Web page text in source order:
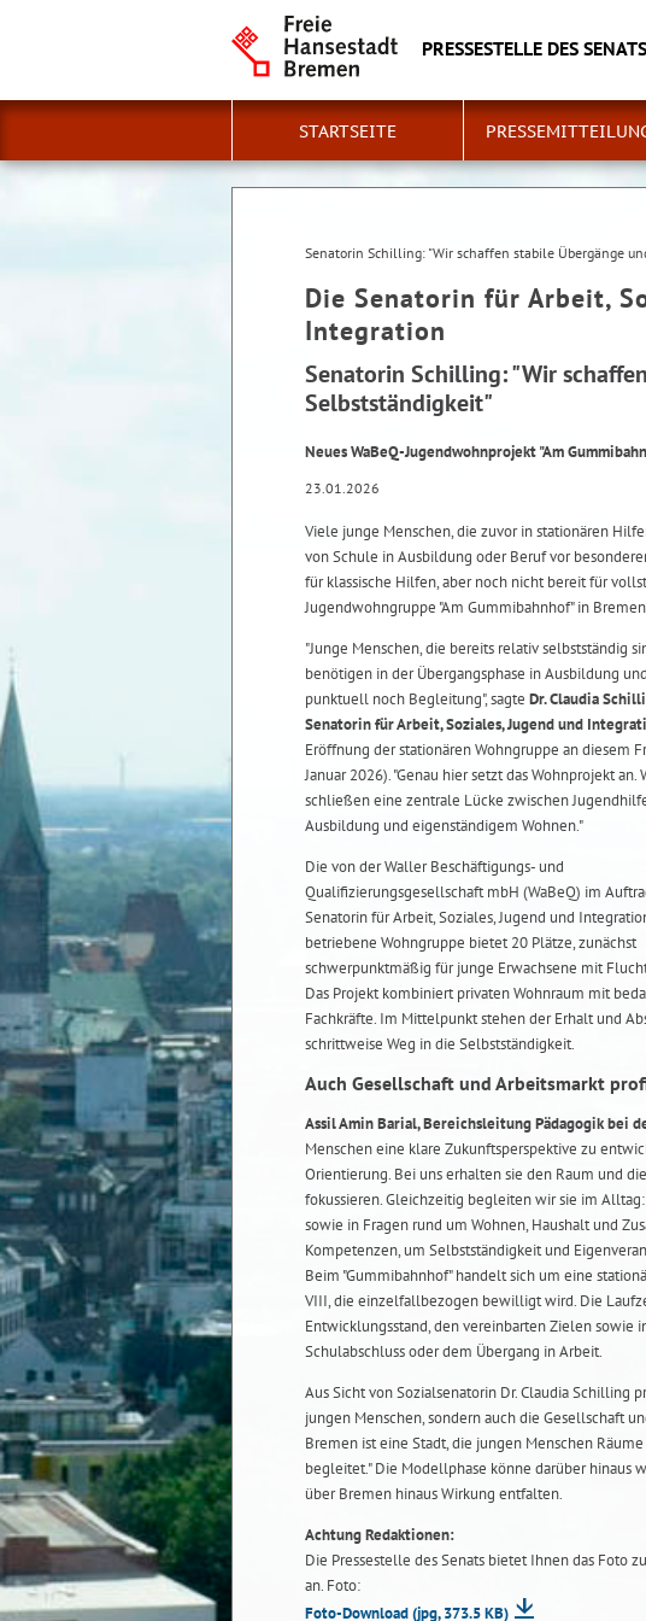
PRESSESTELLE DES SENATS
STARTSEITE
Senatorin Schilling: "Wir schaffen stabile Übergänge
Die Senatorin für Arbeit,
Integration
Senatorin Schilling: "Wir
Selbstständigkeit"
Neues WaBeQ-Jugendwohnprojekt "Am
23.01.2026
Viele junge Menschen, die zuvor in stationären
von Schule in Ausbildung oder Beruf vor
für klassische Hilfen, aber noch nicht bereit für
Jugendwohngruppe "Am Gummibahnhof" in
"Junge Menschen, die bereits relativ selbstständig
benötigen in der Übergangsphase in Ausbildung
punktuell noch Begleitung", sagte Dr. Claudia
Senatorin für Arbeit, Soziales, Jugend und
Eröffnung der stationären Wohngruppe an diesem
Januar 2026). "Genau hier setzt das Wohnprojekt an.
schließen eine zentrale Lücke zwischen
Ausbildung und eigenständigem Wohnen."
Die von der Waller Beschäftigungs- und
Qualifizierungsgesellschaft mbH (WaBeQ) im
Senatorin für Arbeit, Soziales, Jugend und
betriebene Wohngruppe bietet 20 Plätze, zunächst
schwerpunktmäßig für junge Erwachsene mit
Das Projekt kombiniert privaten Wohnraum mit
Fachkräfte. Im Mittelpunkt stehen der Erhalt und
schrittweise Weg in die Selbstständigkeit.
Auch Gesellschaft und Arbeitsmarkt
Assil Amin Barial, Bereichsleitung Pädagogik bei
Menschen eine klare Zukunftsperspektive zu
Orientierung. Bei uns erhalten sie den Raum und
fokussieren. Gleichzeitig begleiten wir sie im
sowie in Fragen rund um Wohnen, Haushalt und
Kompetenzen, um Selbstständigkeit und
Beim "Gummibahnhof" handelt sich um eine
VIII, die einzelfallbezogen bewilligt wird. Die
Entwicklungsstand, den vereinbarten Zielen sowie
Schulabschluss oder dem Übergang in Arbeit.
Aus Sicht von Sozialsenatorin Dr. Claudia
jungen Menschen, sondern auch die Gesellschaft
Bremen ist eine Stadt, die jungen Menschen
begleitet." Die Modellphase könne darüber
über Bremen hinaus Wirkung entfalten.
Achtung Redaktionen:
Die Pressestelle des Senats bietet Ihnen das Foto
an. Foto:
Foto-Download(jpg, 373.5 KB)